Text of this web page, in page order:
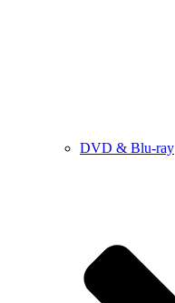
DVD & Blu-ray